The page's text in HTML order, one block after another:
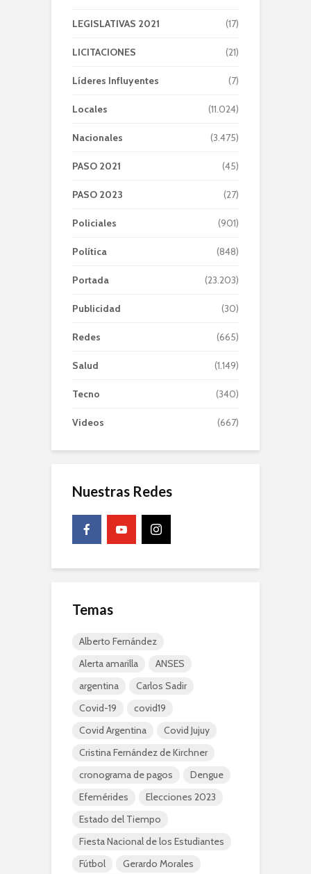
LEGISLATIVAS 2021 (17)
LICITACIONES (21)
Líderes Influyentes (7)
Locales (11.024)
Nacionales (3.475)
PASO 2021 (45)
PASO 2023 (27)
Policiales (901)
Política (848)
Portada (23.203)
Publicidad (30)
Redes (665)
Salud (1.149)
Tecno (340)
Videos (667)
Nuestras Redes
Temas
Alberto Fernández
Alerta amarilla
ANSES
argentina
Carlos Sadir
Covid-19
covid19
Covid Argentina
Covid Jujuy
Cristina Fernández de Kirchner
cronograma de pagos
Dengue
Efemérides
Elecciones 2023
Estado del Tiempo
Fiesta Nacional de los Estudiantes
Fútbol
Gerardo Morales